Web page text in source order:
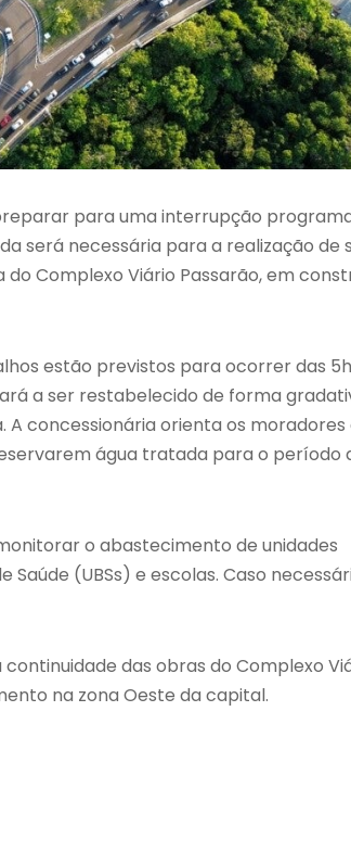
para uma interrupção
será necessária para a realização de
Complexo Viário Passarão, em
estão previstos para ocorrer das 5h
a ser restabelecido de forma
concessionária orienta os moradores
água tratada para o período
o abastecimento de unidades
Saúde (UBSs) e escolas. Caso
das obras do Complexo
na zona Oeste da capital.